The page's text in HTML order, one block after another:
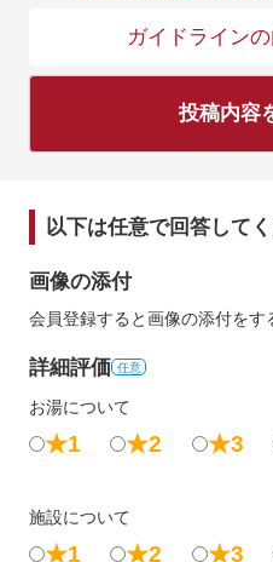
ガイドライン
投稿内容
以下は任意で回答して
画像の添付
会員登録すると画像の添付をす
詳細評価 任意
お湯について
★1 ★2 ★3
施設について
★1 ★2 ★3